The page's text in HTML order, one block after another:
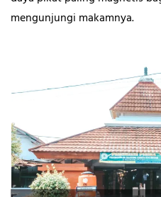
mengunjungi makamnya.